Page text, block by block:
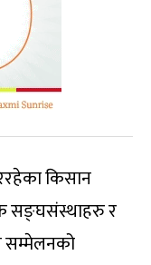
किसान
सङ्घसंस्थाहरु र
सम्मेलनको